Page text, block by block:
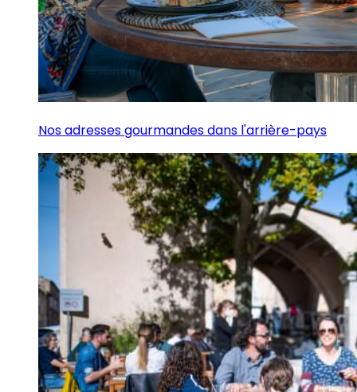
Nos adresses gourmandes dans l'arrière-pays